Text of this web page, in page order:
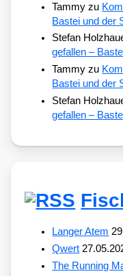
Tammy zu
Bastei und der
Stefan
gefallen –
Tammy zu
Bastei und der
Stefan
gefallen –
Langer Atem
Qwert
The Running